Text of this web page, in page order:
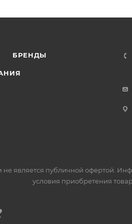
БРЕНДЫ
является публичной офертой.
условия приобретения